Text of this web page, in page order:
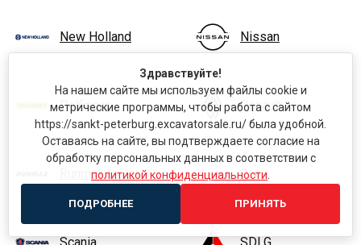
New Holland Nissan
Palfinger Renault
Runmax Sany
Здравствуйте!
На нашем сайте мы используем файлы cookie и
метрические программы, чтобы работа с сайтом
https://sankt-peterburg.excavatorsale.ru/ была удобной.
Оставаясь на сайте, вы подтверждаете согласие на
обработку персональных данных в соответствии с
политикой конфиденциальности
ПОДРОБНЕЕ ПРИНЯТЬ